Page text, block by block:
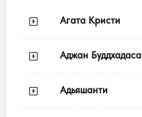
Агата Кристи
Аджан Буддхадаса
Адьяшанти